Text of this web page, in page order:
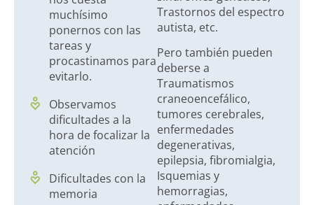
muchísimo
ponernos con las
tareas y
procastinamos para
evitarlo.
Observamos
dificultades a la
hora de focalizar la
atención
Dificultades con la
memoria
Trastornos del espectro
autista, etc.
Pero también pueden
deberse a
Traumatismos
craneoencefálico,
tumores cerebrales,
enfermedades
degenerativas,
epilepsia, fibromialgia,
Isquemias y
hemorragias,